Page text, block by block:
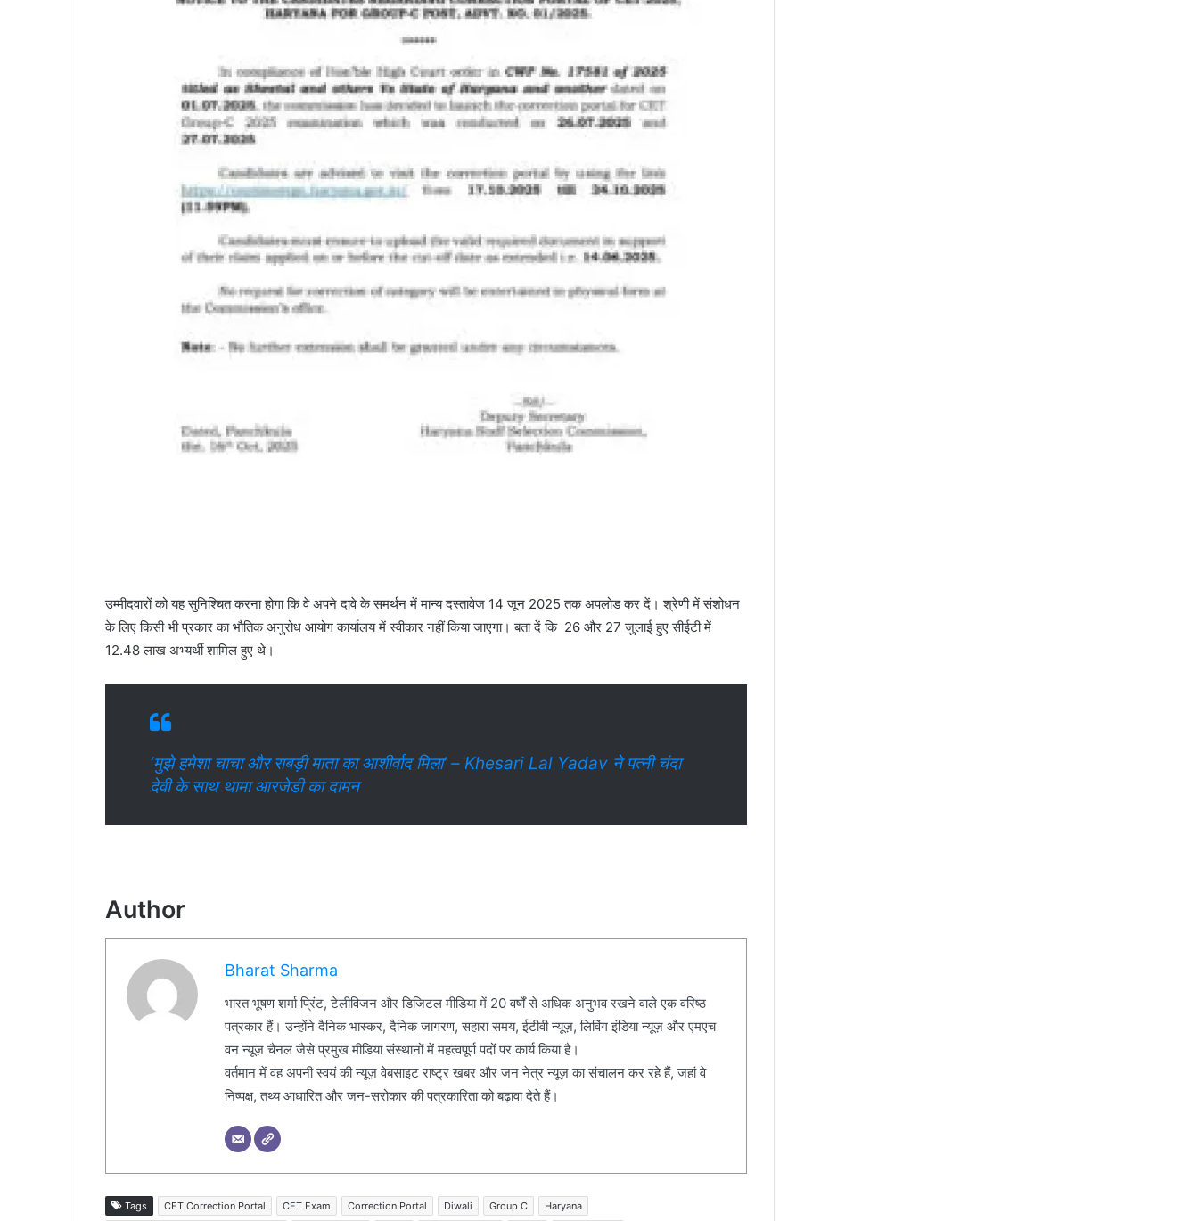
उम्मीदवारों को यह सुनिश्चित करना होगा कि वे अपने दावे के समर्थन में मान्य दस्तावेज 14 जून 2025 तक अपलोड कर दें। श्रेणी में संशोधन
के लिए किसी भी प्रकार का भौतिक अनुरोध आयोग कार्यालय में स्वीकार नहीं किया जाएगा। बता दें कि 26 और 27 जुलाई हुए सीईटी में
12.48 लाख अभ्यर्थी शामिल हुए थे।
‘मुझे हमेशा चाचा और राबड़ी माता का आशीर्वाद मिला’ – Khesari Lal Yadav ने पत्नी चंदा
देवी के साथ थामा आरजेडी का दामन
Author
Bharat Sharma
भारत भूषण शर्मा प्रिंट, टेलीविजन और डिजिटल मीडिया में 20 वर्षों से अधिक अनुभव रखने वाले एक वरिष्ठ
पत्रकार हैं। उन्होंने दैनिक भास्कर, दैनिक जागरण, सहारा समय, ईटीवी न्यूज़, लिविंग इंडिया न्यूज़ और एमएच
वन न्यूज़ चैनल जैसे प्रमुख मीडिया संस्थानों में महत्वपूर्ण पदों पर कार्य किया है।
वर्तमान में वह अपनी स्वयं की न्यूज़ वेबसाइट राष्ट्र खबर और जन नेत्र न्यूज़ का संचालन कर रहे हैं, जहां वे
निष्पक्ष, तथ्य आधारित और जन-सरोकार की पत्रकारिता को बढ़ावा देते हैं।
Tags CET Correction Portal CET Exam Correction Portal Diwali Group C Haryana